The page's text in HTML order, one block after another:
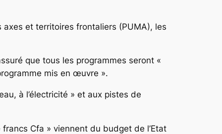
et territoires frontaliers (PUMA), les
que tous les programmes seront «
mis en œuvre ».
à l’électricité » et aux pistes de
Cfa » viennent du budget de l’Etat